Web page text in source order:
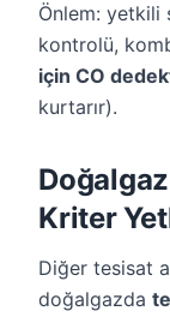
Önlem: yetkili
kontrolü,
için CO
kurtarır).
Doğalgaz
Kriter
Diğer tesisat
doğalgazda